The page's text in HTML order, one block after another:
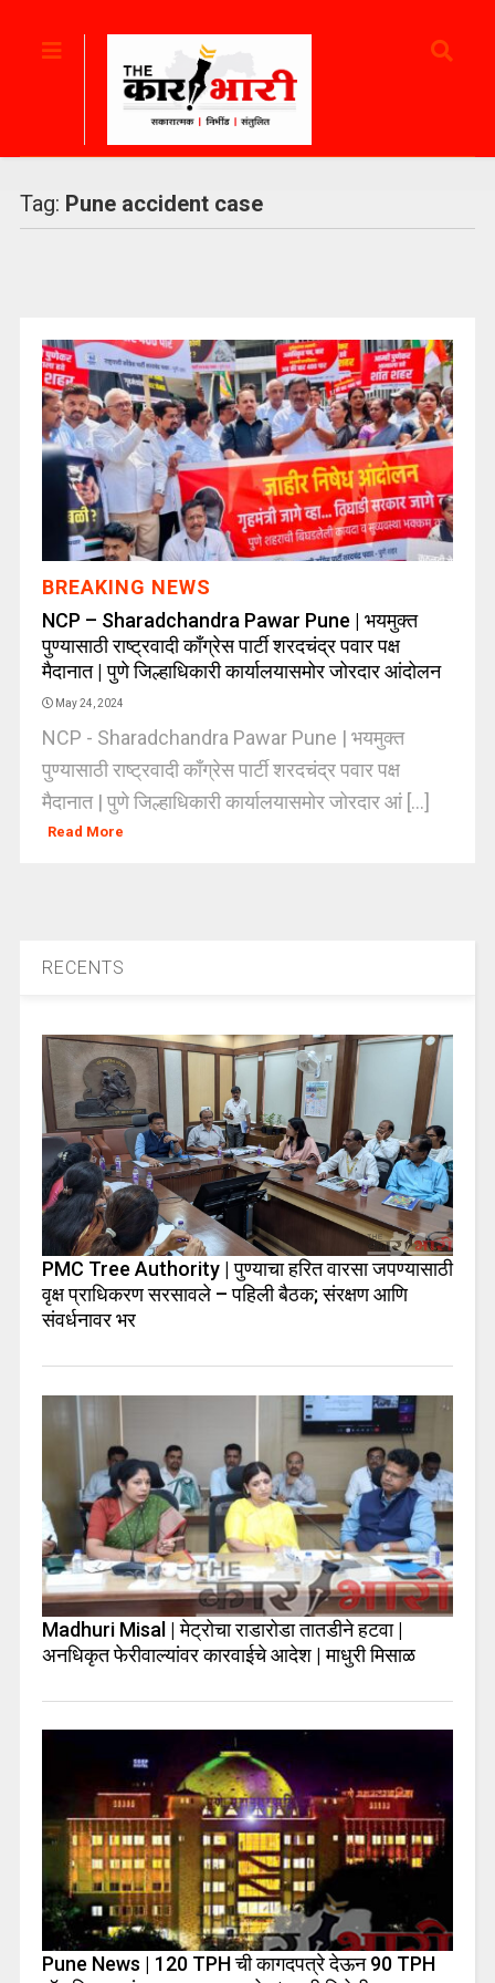
Tag: Pune accident case
BREAKING NEWS
NCP – Sharadchandra Pawar Pune | भयमुक्त
पुण्यासाठी राष्ट्रवादी काँग्रेस पार्टी शरदचंद्र पवार पक्ष
मैदानात | पुणे जिल्हाधिकारी कार्यालयासमोर जोरदार आंदोलन
May 24, 2024
NCP - Sharadchandra Pawar Pune | भयमुक्त
पुण्यासाठी राष्ट्रवादी काँग्रेस पार्टी शरदचंद्र पवार पक्ष
मैदानात | पुणे जिल्हाधिकारी कार्यालयासमोर जोरदार आं [...]
Read More
RECENTS
PMC Tree Authority | पुण्याचा हरित वारसा जपण्यासाठी
वृक्ष प्राधिकरण सरसावले – पहिली बैठक; संरक्षण आणि
संवर्धनावर भर
Madhuri Misal | मेट्रोचा राडारोडा तातडीने हटवा |
अनधिकृत फेरीवाल्यांवर कारवाईचे आदेश | माधुरी मिसाळ
Pune News | 120 TPH ची कागदपत्रे देऊन 90 TPH